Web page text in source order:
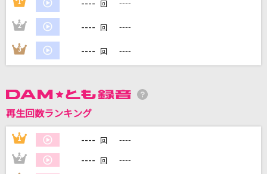
カラオケ最新情報をチェック！
1 ---- 回 ----
2 ---- 回 ----
3 ---- 回 ----
再生回数ランキング
1 ---- 回 ----
2 ---- 回 ----